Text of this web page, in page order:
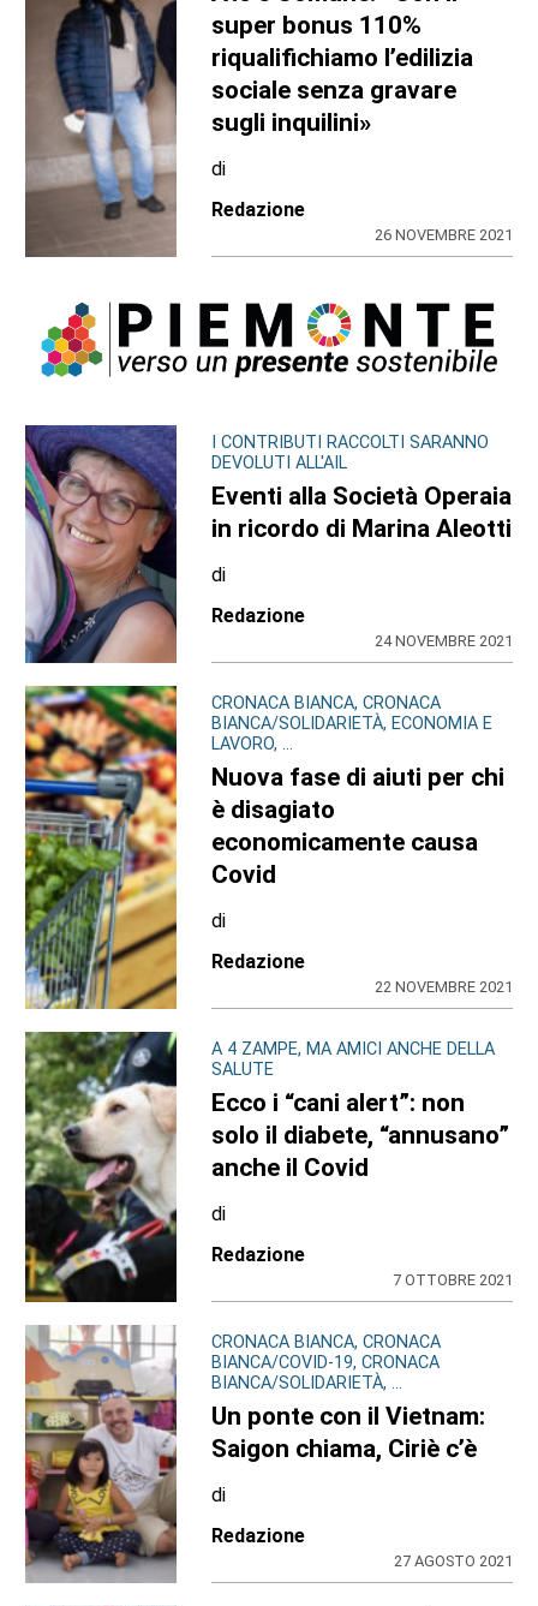
super bonus 110%
riqualifichiamo l’edilizia
sociale senza gravare
sugli inquilini»
di
Redazione
26 NOVEMBRE 2021
I CONTRIBUTI RACCOLTI SARANNO
DEVOLUTI ALL'AIL
Eventi alla Società Operaia
in ricordo di Marina Aleotti
di
Redazione
24 NOVEMBRE 2021
CRONACA BIANCA, CRONACA
BIANCA/SOLIDARIETÀ, ECONOMIA E
LAVORO, ...
Nuova fase di aiuti per chi
è disagiato
economicamente causa
Covid
di
Redazione
22 NOVEMBRE 2021
A 4 ZAMPE, MA AMICI ANCHE DELLA
SALUTE
Ecco i “cani alert”: non
solo il diabete, “annusano”
anche il Covid
di
Redazione
7 OTTOBRE 2021
CRONACA BIANCA, CRONACA
BIANCA/COVID-19, CRONACA
BIANCA/SOLIDARIETÀ, ...
Un ponte con il Vietnam:
Saigon chiama, Ciriè c’è
di
Redazione
27 AGOSTO 2021